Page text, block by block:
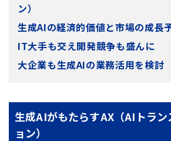
ン）
生成AIの経済的価値と市場の成長
IT大手も交え開発競争も盛んに
大企業も生成AIの業務活用を検討
生成AIがもたらすAX（AIトラン
ョン）